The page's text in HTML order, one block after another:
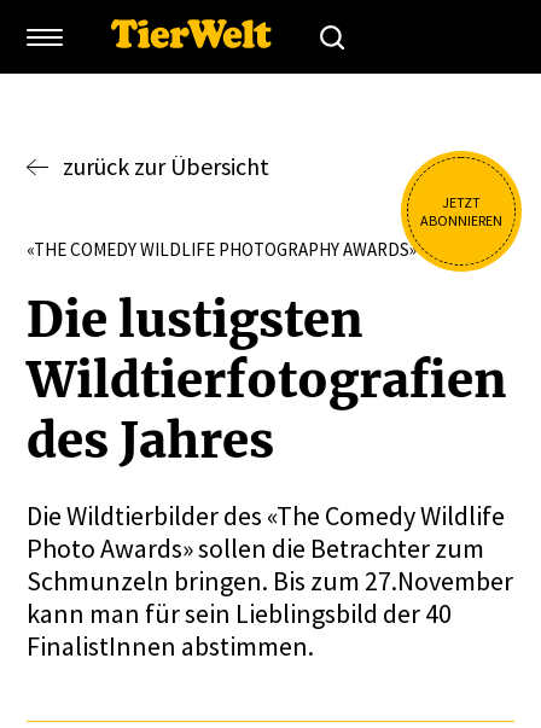
JETZT
ABONNIEREN
zurück zur Übersicht
«THE COMEDY WILDLIFE PHOTOGRAPHY AWARDS»
Die lustigsten
Wildtier­fo­to­grafien
des Jahres
Die Wildtierbilder des «The Comedy Wildlife
Photo Awards» sollen die Betrachter zum
Schmunzeln bringen. Bis zum 27.November
kann man für sein Lieblingsbild der 40
FinalistInnen abstimmen.